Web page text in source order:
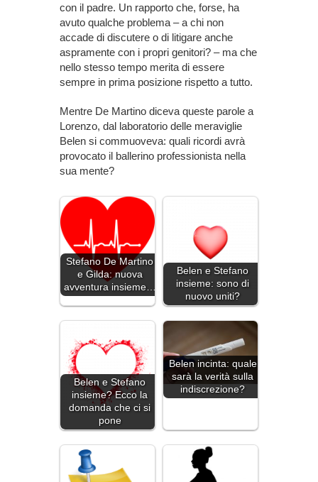
con il padre. Un rapporto che, forse, ha
avuto qualche problema – a chi non
accade di discutere o di litigare anche
aspramente con i propri genitori? – ma che
nello stesso tempo merita di essere
sempre in prima posizione rispetto a tutto.
Mentre De Martino diceva queste parole a
Lorenzo, dal laboratorio delle meraviglie
Belen si commuoveva: quali ricordi avrà
provocato il ballerino professionista nella
sua mente?
Stefano De Martino
e Gilda: nuova
avventura insieme…
Belen e Stefano
insieme: sono di
nuovo uniti?
Belen e Stefano
insieme? Ecco la
domanda che ci si
pone
Belen incinta: quale
sarà la verità sulla
indiscrezione?